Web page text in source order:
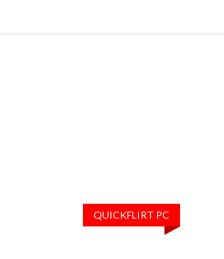
QUICKFLIRT PC